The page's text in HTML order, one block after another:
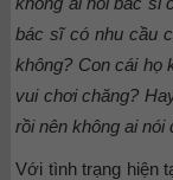
bác sĩ có nhu cầu
không? Con cái họ
vui chơi chăng?
rồi nên không ai
Với tình trạng hiện